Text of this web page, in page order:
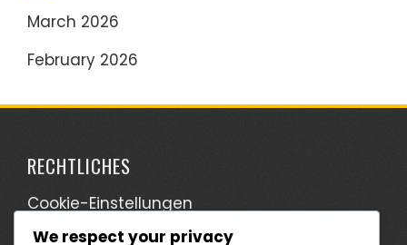
March 2026
February 2026
RECHTLICHES
Cookie-Einstellungen
Wer wir sind
We respect your privacy